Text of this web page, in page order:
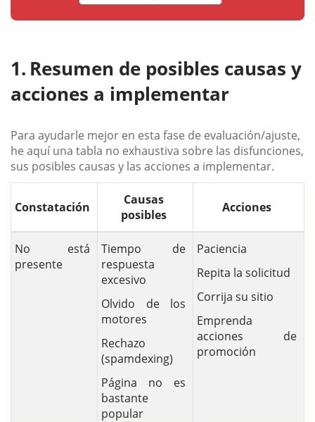
Resumen de posibles causas y
acciones a implementar
Para ayudarle mejor en esta fase de evaluación/ajuste,
he aquí una tabla no exhaustiva sobre las disfunciones,
sus posibles causas y las acciones a implementar.
Constatación
Causas
posibles
Acciones
No está
presente
Tiempo de
respuesta
excesivo
Olvido de los
motores
Rechazo
(spamdexing)
Página no es
bastante
popular
Paciencia
Repita la solicitud
Corrija su sitio
Emprenda
acciones de
promoción